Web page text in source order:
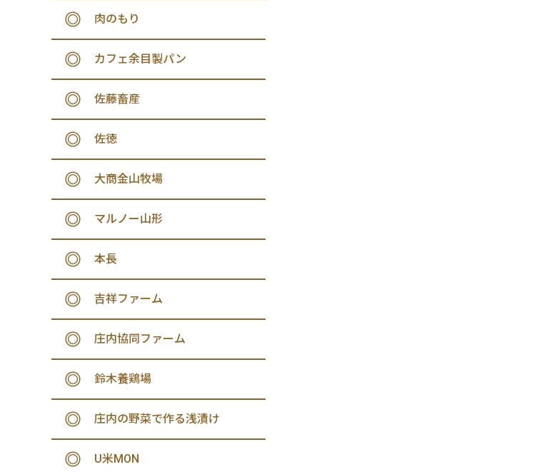
肉のもり
カフェ余目製パン
佐藤畜産
佐徳
大商金山牧場
マルノー山形
本長
吉祥ファーム
庄内協同ファーム
鈴木養鶏場
庄内の野菜で作る浅漬け
U米MON